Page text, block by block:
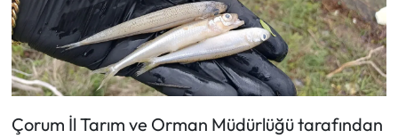
Çorum İl Tarım ve Orman Müdürlüğü tarafından
Sağlık
Siyaset
Spor